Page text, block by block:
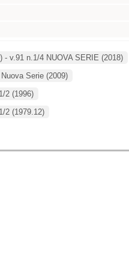
- v.91 n.1/4 NUOVA SERIE (2018)
Serie (2009)
2 (1996)
2 (1979.12)